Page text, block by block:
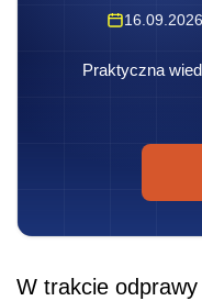
16.09.2026
Praktyczna
W trakcie